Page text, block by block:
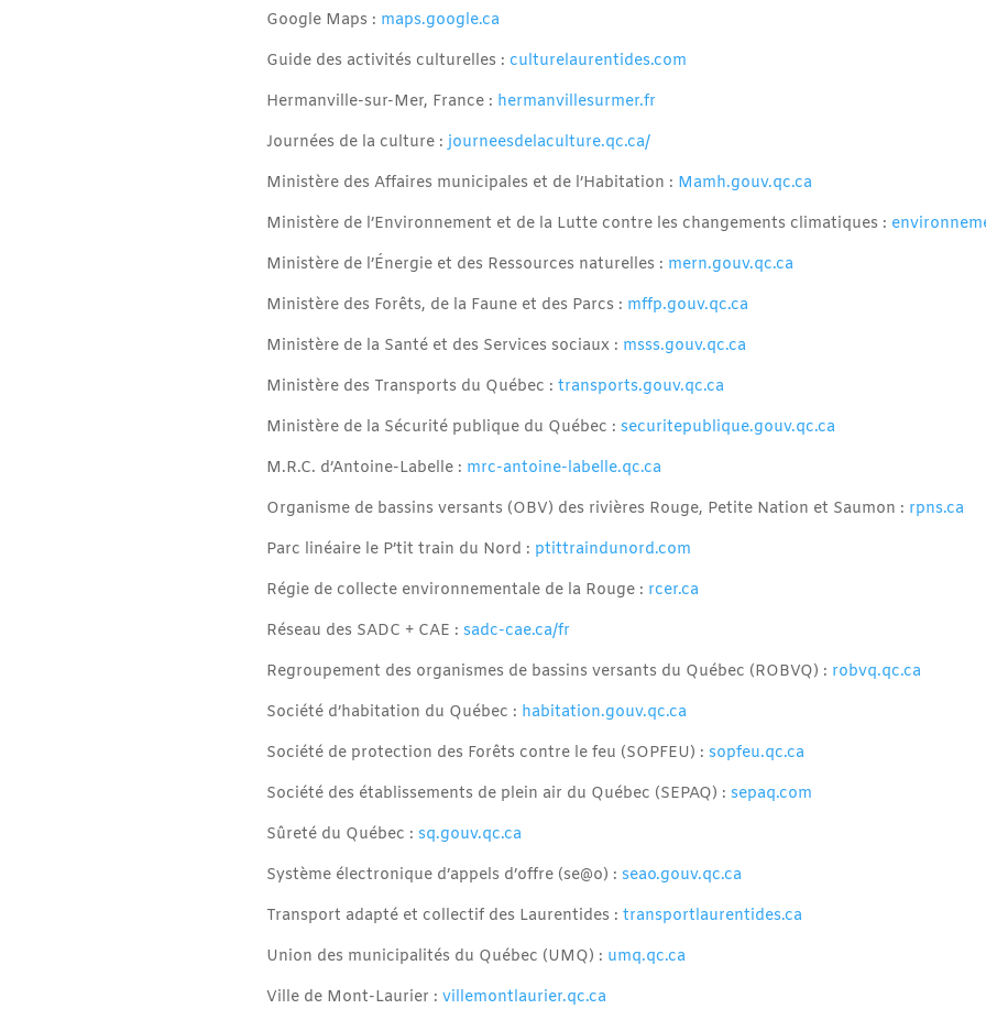
Google Maps : maps.google.ca
Guide des activités culturelles : culturelaurentides.com
Hermanville-sur-Mer, France : hermanvillesurmer.fr
Journées de la culture :journeesdelaculture.qc.ca/
Ministère des Affaires municipales et de l’Habitation : Mamh.gouv.qc.ca
Ministère de l’Environnement et de la Lutte contre les changements climatiques :
Ministère de l’Énergie et des Ressources naturelles : mern.gouv.qc.ca
Ministère des Forêts, de la Faune et des Parcs : mffp.gouv.qc.ca
Ministère de la Santé et des Services sociaux : msss.gouv.qc.ca
Ministère des Transports du Québec : transports.gouv.qc.ca
Ministère de la Sécurité publique du Québec : securitepublique.gouv.qc.ca
M.R.C. d’Antoine-Labelle : mrc-antoine-labelle.qc.ca
Organisme de bassins versants (OBV) des rivières Rouge, Petite Nation et Saumon : rpns.ca
Parc linéaire le P’tit train du Nord : ptittraindunord.com
Régie de collecte environnementale de la Rouge : rcer.ca
Réseau des SADC + CAE : sadc-cae.ca/fr
Regroupement des organismes de bassins versants du Québec (ROBVQ) : robvq.qc.ca
Société d’habitation du Québec : habitation.gouv.qc.ca
Société de protection des Forêts contre le feu (SOPFEU) : sopfeu.qc.ca
Société des établissements de plein air du Québec (SEPAQ) : sepaq.com
Sûreté du Québec : sq.gouv.qc.ca
Système électronique d’appels d’offre (se@o) : seao.gouv.qc.ca
Transport adapté et collectif des Laurentides : transportlaurentides.ca
Union des municipalités du Québec (UMQ) : umq.qc.ca
Ville de Mont-Laurier : villemontlaurier.qc.ca